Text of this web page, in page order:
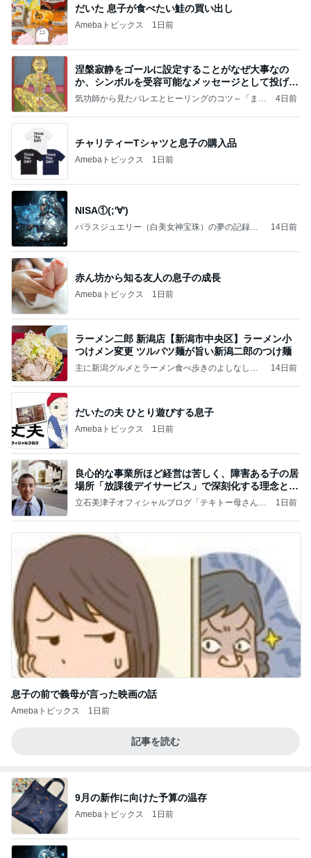
だいた 息子が食べたい鮭の買い出し
Amebaトピックス 1日前
涅槃寂静をゴールに設定することがなぜ大事なの
か、シンボルを受容可能なメッセージとして投げる
ことが
気功師から見たバレエとヒーリングのコツ～「まと
4日前
チャリティーTシャツと息子の購入品
Amebaトピックス 1日前
NISA①(;'∀')
パラスジュエリー（白美女神宝珠）の夢の記録
14日前
赤ん坊から知る友人の息子の成長
Amebaトピックス 1日前
ラーメン二郎 新潟店【新潟市中央区】ラーメン小
つけメン変更 ツルパツ麺が旨い新潟二郎のつけ麺
主に新潟グルメとラーメン食べ歩きのよしなしご
14日前
だいたの夫 ひとり遊びする息子
Amebaトピックス 1日前
良心的な事業所ほど経営は苦しく、障害ある子の居
場所「放課後デイサービス」で深刻化する理念と現
実の
立石美津子オフィシャルブログ「テキトー母さんの
1日前
息子の前で義母が言った映画の話
Amebaトピックス 1日前
記事を読む
9月の新作に向けた予算の温存
Amebaトピックス 1日前